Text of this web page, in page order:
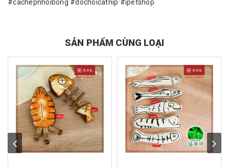
#cachepnhoibong #dochoicatnip #ipetshop
SẢN PHẨM CÙNG LOẠI